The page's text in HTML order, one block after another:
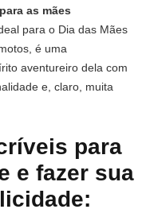
as mães
para o Dia das Mães
é uma
aventureiro dela com
e, claro, muita
para
e fazer sua